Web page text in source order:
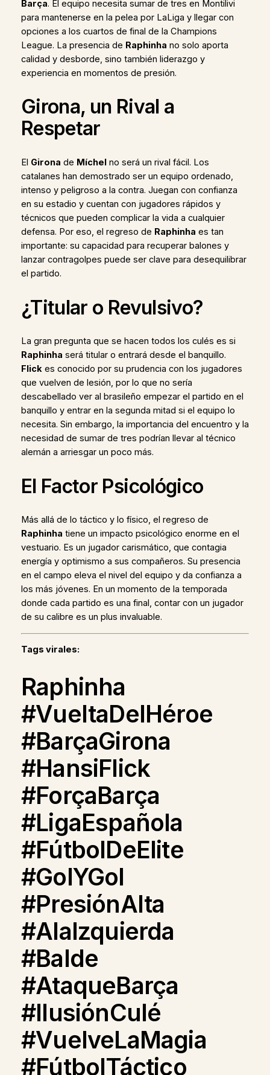
Barça. El equipo necesita sumar de tres en Montilivi
para mantenerse en la pelea por LaLiga y llegar con
opciones a los cuartos de final de la Champions
League. La presencia de Raphinha no solo aporta
calidad y desborde, sino también liderazgo y
experiencia en momentos de presión.
Girona, un Rival a
Respetar
El Girona de Míchelno será un rival fácil. Los
catalanes han demostrado ser un equipo ordenado,
intenso y peligroso a la contra. Juegan con confianza
en su estadio y cuentan con jugadores rápidos y
técnicos que pueden complicar la vida a cualquier
defensa. Por eso, el regreso de Raphinha es tan
importante: su capacidad para recuperar balones y
lanzar contragolpes puede ser clave para desequilibrar
el partido.
¿Titular o Revulsivo?
La gran pregunta que se hacen todos los culés es si
Raphinha será titular o entrará desde el banquillo.
Flickes conocido por su prudencia con los jugadores
que vuelven de lesión, por lo que no sería
descabellado ver al brasileño empezar el partido en el
banquillo y entrar en la segunda mitad si el equipo lo
necesita. Sin embargo, la importancia del encuentro y la
necesidad de sumar de tres podrían llevar al técnico
alemán a arriesgar un poco más.
El Factor Psicológico
Más allá de lo táctico y lo físico, el regreso de
Raphinha tiene un impacto psicológico enorme en el
vestuario. Es un jugador carismático, que contagia
energía y optimismo a sus compañeros. Su presencia
en el campo eleva el nivel del equipo y da confianza a
los más jóvenes. En un momento de la temporada
donde cada partido es una final, contar con un jugador
de su calibre es un plus invaluable.
Tags virales:
Raphinha
#VueltaDelHéroe
#BarçaGirona
#HansiFlick
#ForçaBarça
#LigaEspañola
#FútbolDeElite
#GolYGol
#PresiónAlta
#AlaIzquierda
#Balde
#AtaqueBarça
#IlusiónCulé
#VuelveLaMagia
#FútbolTáctico